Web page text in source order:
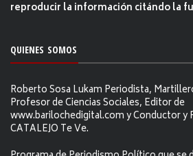
reproducir la información citándo la
QUIENES SOMOS
Roberto Sosa Lukam Periodista,
Profesor de Ciencias Sociales, Editor de
www.barilochedigital.com y Conductor y
CATALEJO Te Ve.